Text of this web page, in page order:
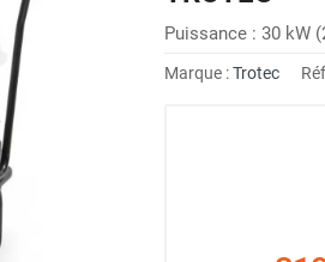
Puissance : 30 kW
Marque :Trotec